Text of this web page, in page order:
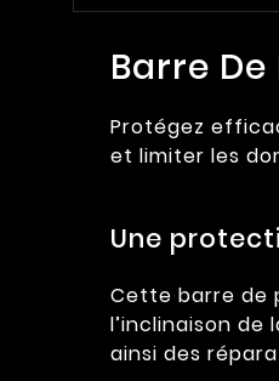
Barre De
Protégez
et limiter les
Une
Cette barre de
l’inclinaison
ainsi des